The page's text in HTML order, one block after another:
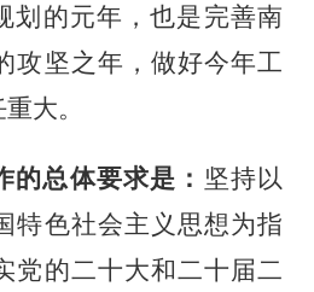
划的元年，也是完善南
攻坚之年，做好今年工
大。
的总体要求是： 坚持以
特色社会主义思想为指
党的二十大和二十届二